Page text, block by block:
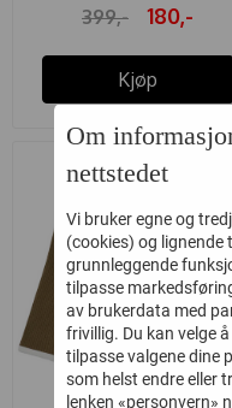
399,- 180,-
Kjøp
Om
nettstedet
Vi bruker egne og
(cookies) og lignende
grunnleggende
tilpasse
av brukerdata med
frivillig. Du kan velge
tilpasse valgene dine
som helst endre eller
lenken «personvern»